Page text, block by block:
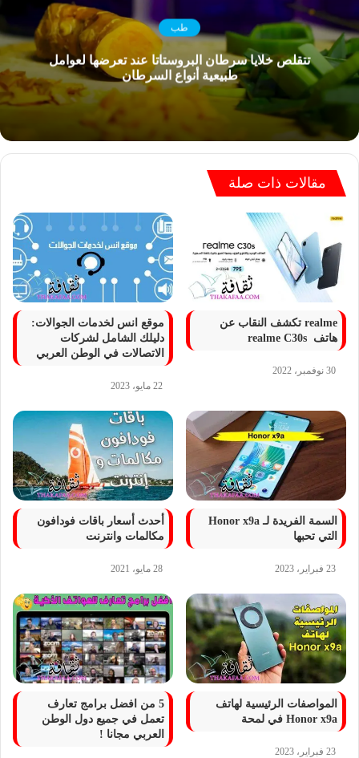
طب
تتقلص خلايا سرطان البروستاتا عند تعرضها لعوامل
طبيعية أنواع السرطان
مقالات ذات صلة
realme تكشف النقاب عن
هاتف realme C30s
30 نوفمبر، 2022
موقع انس لخدمات الجوالات:
دليلك الشامل لشركات
الاتصالات في الوطن العربي
22 مايو، 2023
السمة الفريدة لـ Honor x9a
التي تحبها
23 فبراير، 2023
أحدث أسعار باقات فودافون
مكالمات وانترنت
28 مايو، 2021
المواصفات الرئيسية لهاتف
Honor x9a في لمحة
23 فبراير، 2023
5 من افضل برامج تعارف
تعمل في جميع دول الوطن
العربي مجانا !